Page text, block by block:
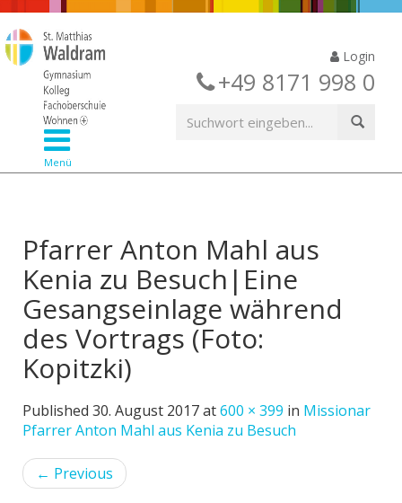
Login
+49 8171 998 0
Menü
Pfarrer Anton Mahl aus
Kenia zu Besuch|Eine
Gesangseinlage während
des Vortrags (Foto:
Kopitzki)
Published 30. August 2017at600 × 399 in Missionar
Pfarrer Anton Mahl aus Kenia zu Besuch
← Previous